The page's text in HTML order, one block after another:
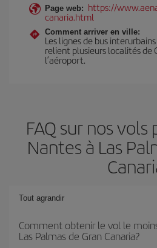
Page web: https://
canaria.html
Comment arriver en ville:
Les lignes de bus
relient plusieurs localités de
l’aéroport.
FAQ sur nos vols
Nantes à Las
Tout agrandir
Comment obtenir le vol le
Las Palmas de Gran Canaria?